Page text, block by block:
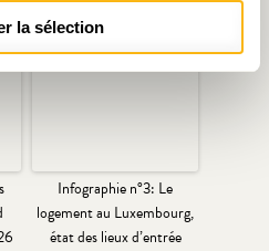
la sélection
Infographie n°3: Le
logement au Luxembourg,
état des lieux d’entrée